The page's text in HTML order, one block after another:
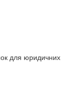
для юридичних